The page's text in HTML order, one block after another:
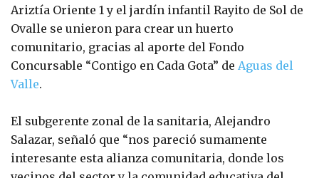
Ariztía Oriente 1 y el jardín infantil Rayito de Sol de
Ovalle se unieron para crear un huerto
comunitario, gracias al aporte del Fondo
Concursable “Contigo en Cada Gota” de Aguas del
Valle.
El subgerente zonal de la sanitaria, Alejandro
Salazar, señaló que “nos pareció sumamente
interesante esta alianza comunitaria, donde los